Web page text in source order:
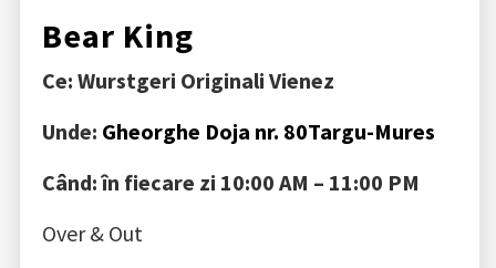
Bear King
Ce: Wurstgeri Originali Vienez
Unde: Gheorghe Doja nr. 80Targu-Mures
Când: în fiecare zi 10:00 AM – 11:00 PM
Over & Out